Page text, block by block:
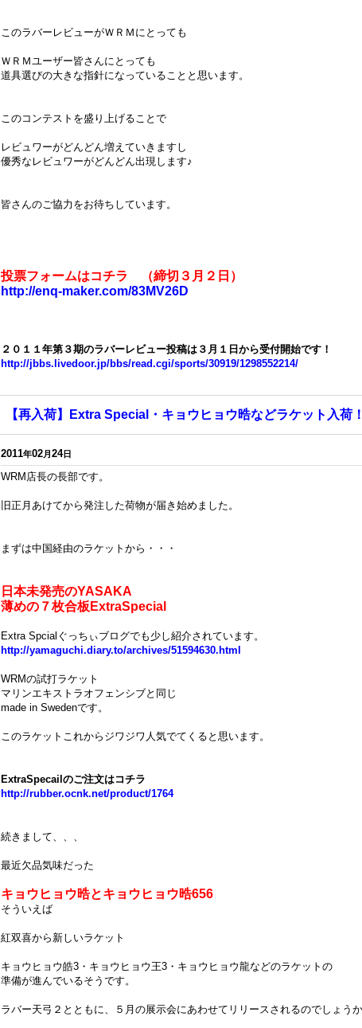
このラバーレビューがＷＲＭにとっても
ＷＲＭユーザー皆さんにとっても
道具選びの大きな指針になっていることと思います。
このコンテストを盛り上げることで
レビュワーがどんどん増えていきますし
優秀なレビュワーがどんどん出現します♪
皆さんのご協力をお待ちしています。
投票フォームはコチラ （締切３月２日）
http://enq-maker.com/83MV26D
２０１１年第３期のラバーレビュー投稿は３月１日から受付開始です！
http://jbbs.livedoor.jp/bbs/read.cgi/sports/30919/1298552214/
【再入荷】Extra Special・キョウヒョウ晧などラケット入荷
2011年02月24日
WRM店長の長部です。
旧正月あけてから発注した荷物が届き始めました。
まずは中国経由のラケットから・・・
日本未発売のYASAKA
薄めの７枚合板ExtraSpecial
Extra Spcialぐっちぃブログでも少し紹介されています。
http://yamaguchi.diary.to/archives/51594630.html
WRMの試打ラケット
マリンエキストラオフェンシブと同じ
made in Swedenです。
このラケットこれからジワジワ人気でてくると思います。
ExtraSpecailのご注文はコチラ
http://rubber.ocnk.net/product/1764
続きまして、、、
最近欠品気味だった
キョウヒョウ晧とキョウヒョウ晧656
そういえば
紅双喜から新しいラケット
キョウヒョウ皓3・キョウヒョウ王3・キョウヒョウ龍などのラケットの
準備が進んでいるそうです。
ラバー天弓２とともに、５月の展示会にあわせてリリースされるのでしょう